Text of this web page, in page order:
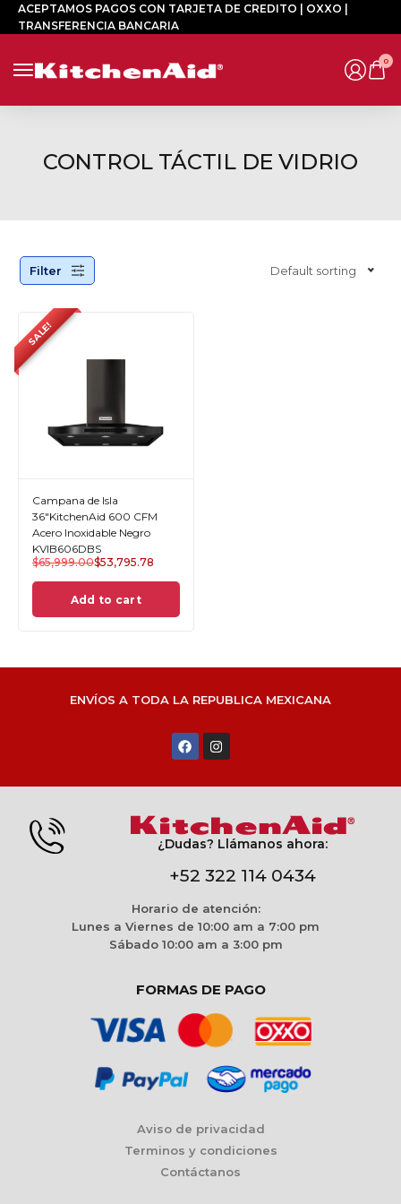
ACEPTAMOS PAGOS CON TARJETA DE CREDITO | OXXO |
TRANSFERENCIA BANCARIA
0
CONTROL TÁCTIL DE VIDRIO
Filter Default sorting
SALE!
Campana de Isla
36"KitchenAid 600 CFM
Acero Inoxidable Negro
KVIB606DBS
$65,999.00$53,795.78
Add to cart
ENVÍOS A TODA LA REPUBLICA MEXICANA
¿Dudas? Llámanos ahora:
+52 322 114 0434
Horario de atención:
Lunes a Viernes de 10:00 am a 7:00 pm
Sábado 10:00 am a 3:00 pm
FORMAS DE PAGO
Aviso de privacidad
Terminos y condiciones
Contáctanos